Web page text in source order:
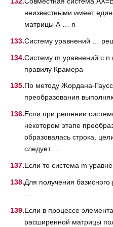
неизвестными имеет
матрицы А … n
Систему уравнений …
Систему m уравнений с
правилу Крамера
По методу Жордана-
преобразования
Если при решении
некотором этапе
образовалась строка,
следует …
Если то система m
Для получения
Если в процессе
расширенной матрицы